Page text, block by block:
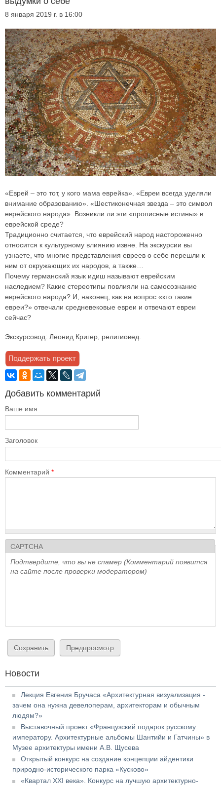
8 января 2019 г. в 16:00
«Еврей – это тот, у кого мама еврейка». «Евреи всегда уделяли
внимание образованию». «Шестиконечная звезда – это символ
еврейского народа». Возникли ли эти «прописные истины» в
еврейской среде?
Традиционно считается, что еврейский народ настороженно
относится к культурному влиянию извне. На экскурсии вы
узнаете, что многие представления евреев о себе перешли к
ним от окружающих их народов, а также…
Почему германский язык идиш называют еврейским
наследием? Какие стереотипы повлияли на самосознание
еврейского народа? И, наконец, как на вопрос «кто такие
евреи?» отвечали средневековые евреи и отвечают евреи
сейчас?
Экскурсовод: Леонид Кригер, религиовед.
Добавить комментарий
Ваше имя
Заголовок
Комментарий *
CAPTCHA
Подтвердите, что вы не спамер (Комментарий появится
на сайте после проверки модератором)
Новости
Лекция Евгения Бручаса «Архитектурная визуализация -
зачем она нужна девелоперам, архитекторам и обычным
людям?»
Выставочный проект «Французский подарок русскому
императору. Архитектурные альбомы Шантийи и Гатчины» в
Музее архитектуры имени А.В. Щусева
Открытый конкурс на создание концепции айдентики
природно-исторического парка «Кусково»
«Квартал XXI века». Конкурс на лучшую архитектурно-